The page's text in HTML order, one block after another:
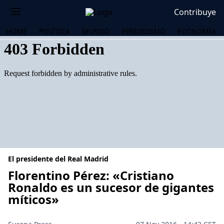
Contribuye
HOME POLÍTICA MUNDO PERIODISMO ECONOMÍA
El presidente del Real Madrid
Florentino Pérez: «Cristiano
Ronaldo es un sucesor de gigantes
míticos»